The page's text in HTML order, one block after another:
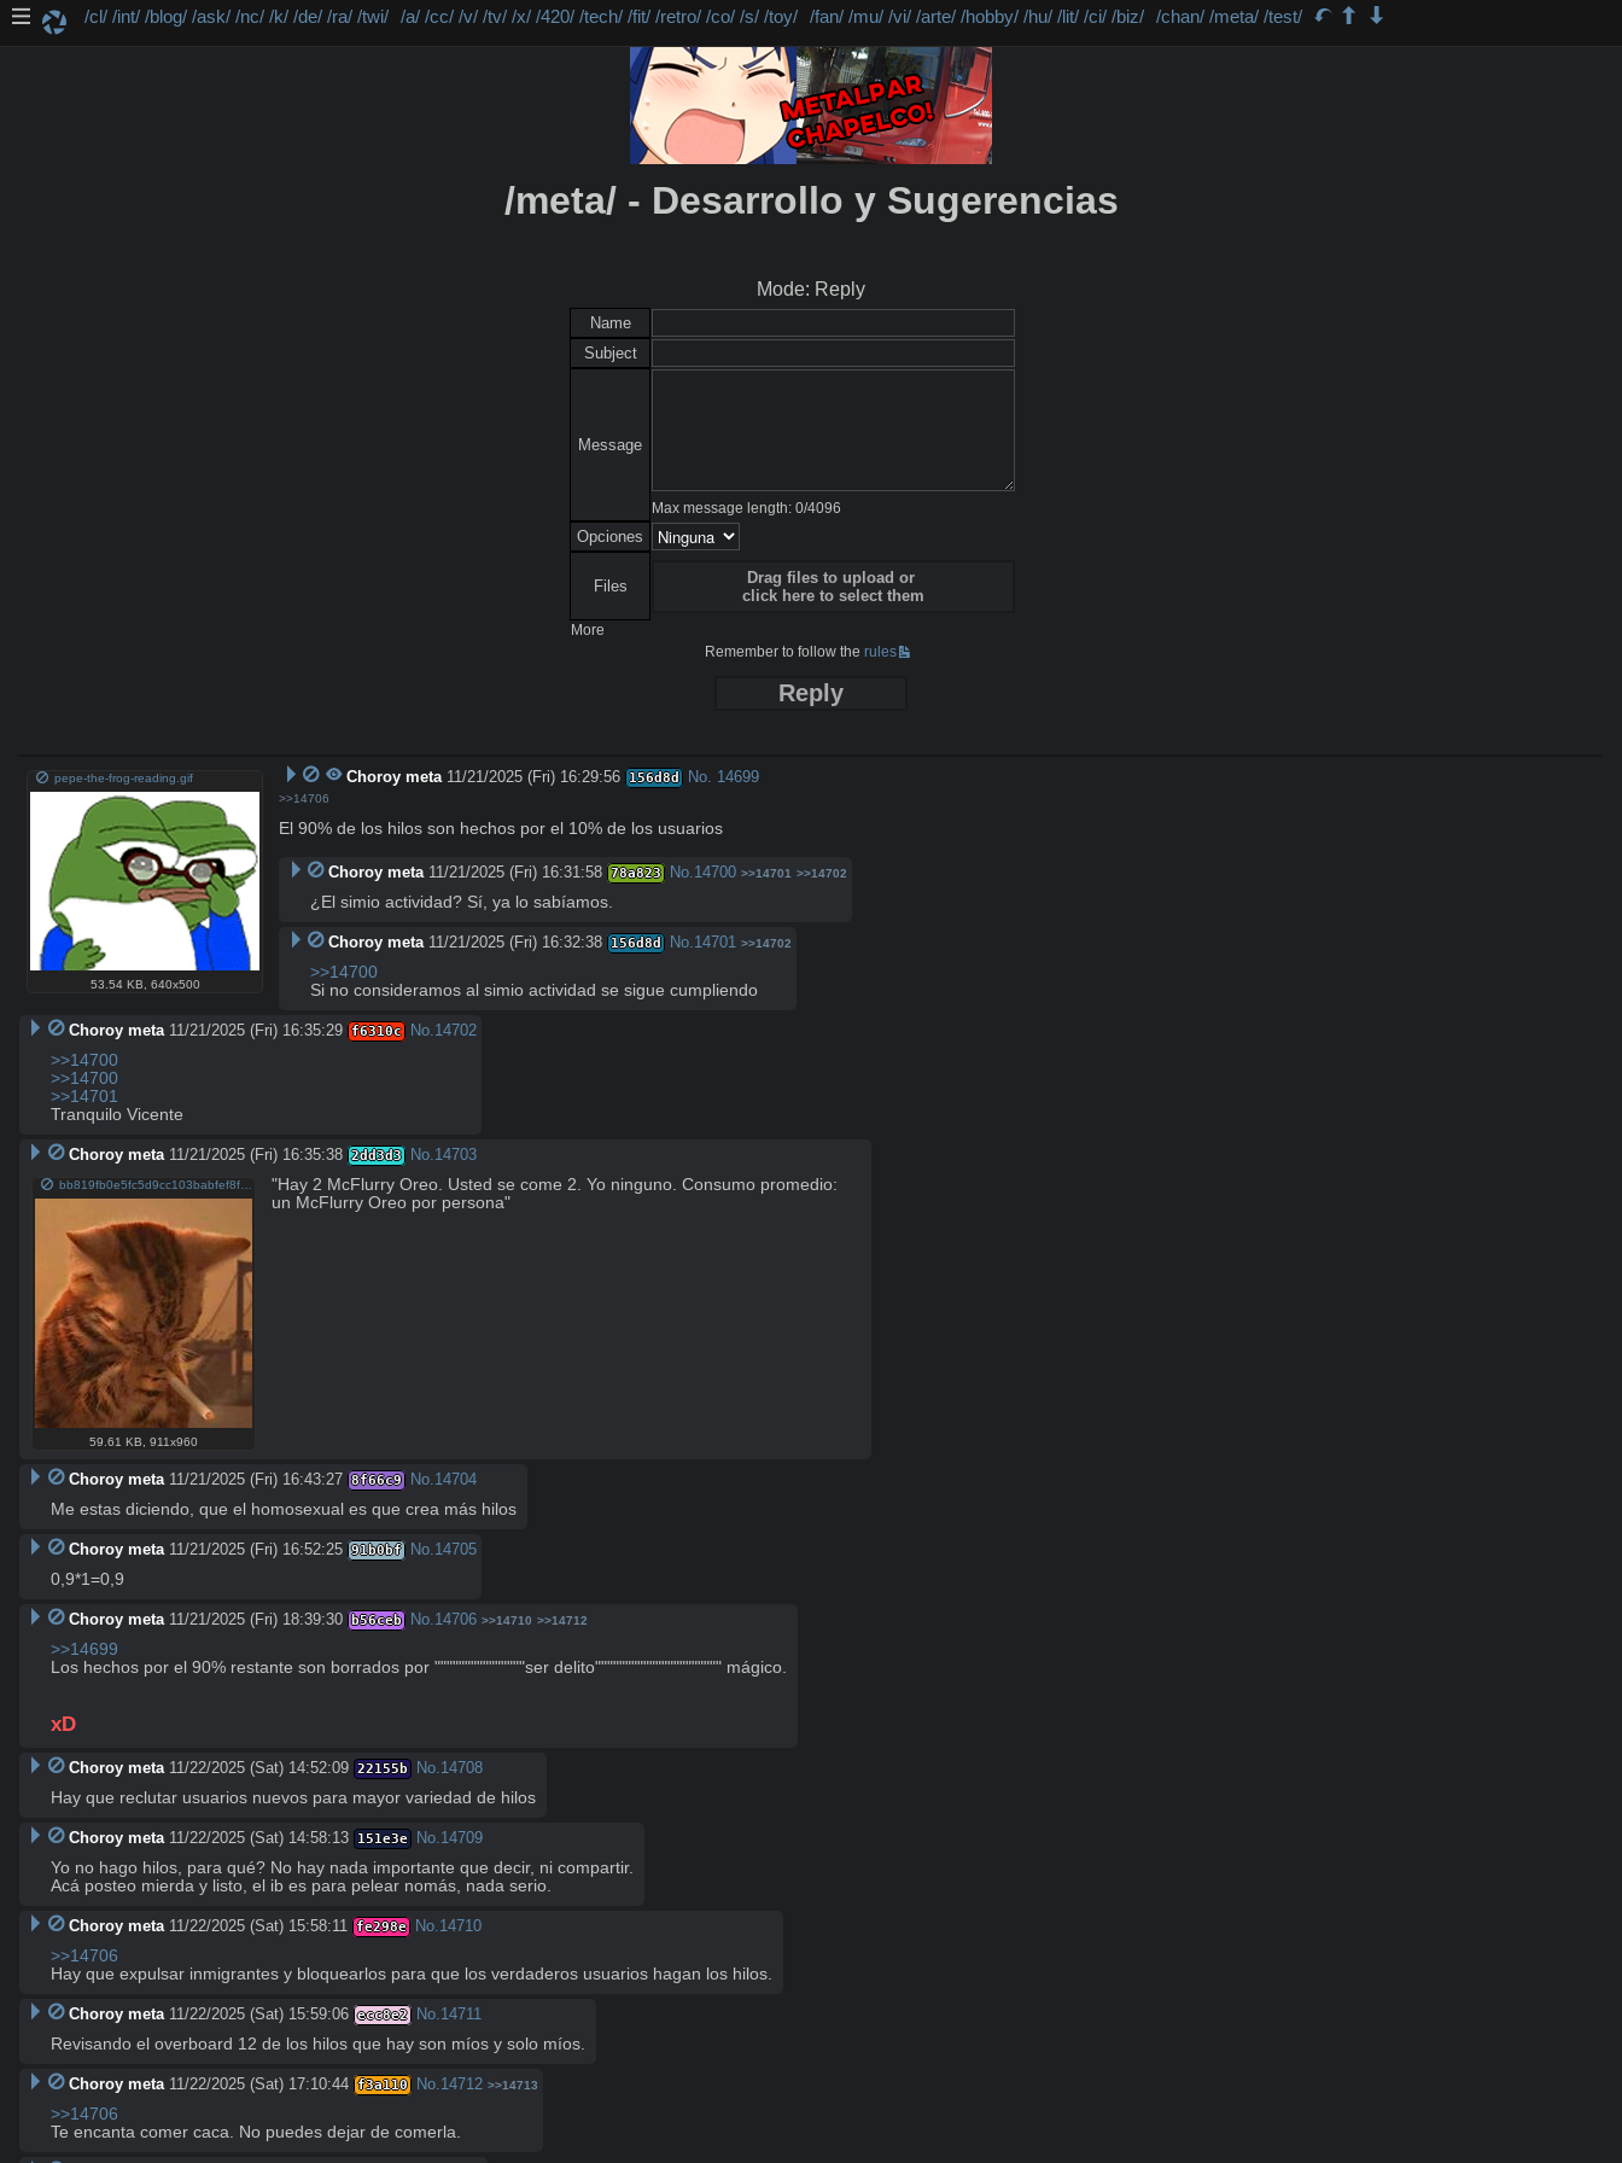
/cl/ /int/ /blog/ /ask/ /nc/ /k/ /de/ /ra/ /twi/ /a/ /cc/ /v/ /tv/ /x/ /420/ /tech/ /fit/ /retro/ /co/ /s/ /toy/ /fan/ /mu/ /vi/ /arte/ /hobby/ /hu/ /lit/ /ci/ /biz/ /chan/ /meta/ /test/
/meta/ - Desarrollo y Sugerencias
Mode: Reply
Name
Subject
Message
Max message length: 0/4096
Opciones
Files
Drag files to upload or
click here to select them
More
Remember to follow therules
Reply
pepe-the-frog-reading.gif
53.54 KB 640x500
Choroy meta 11/21/2025 (Fri) 16:29:56 156d8d No. 14699
>>14706
El 90% de los hilos son hechos por el 10% de los usuarios
Choroy meta 11/21/2025 (Fri) 16:31:58 78a823 No. 14700 >>14701 >>14702
¿El simio actividad? Sí, ya lo sabíamos.
Choroy meta 11/21/2025 (Fri) 16:32:38 156d8d No. 14701 >>14702
>>14700
Si no consideramos al simio actividad se sigue cumpliendo
Choroy meta 11/21/2025 (Fri) 16:35:29 f6310c No. 14702
>>14700
>>14700
>>14701
Tranquilo Vicente
Choroy meta 11/21/2025 (Fri) 16:35:38 2dd3d3 No. 14703
59.61 KB ,911x960
"Hay 2 McFlurry Oreo. Usted se come 2. Yo ninguno. Consumo promedio:
un McFlurry Oreo por persona"
Choroy meta 11/21/2025 (Fri) 16:43:27 8f66c9 No. 14704
Me estas diciendo, que el homosexual es que crea más hilos
Choroy meta 11/21/2025 (Fri) 16:52:25 91b0bf No. 14705
0,9*1=0,9
Choroy meta 11/21/2025 (Fri) 18:39:30 b56ceb No. 14706 >>14710 >>14712
>>14699
Los hechos por el 90% restante son borrados por """""""""""""""ser delito""""""""""""""""""""" mágico.
xD
Choroy meta 11/22/2025 (Sat) 14:52:09 22155b No. 14708
Hay que reclutar usuarios nuevos para mayor variedad de hilos
Choroy meta 11/22/2025 (Sat) 14:58:13 151e3e No. 14709
Yo no hago hilos, para qué? No hay nada importante que decir, ni compartir.
Acá posteo mierda y listo, el ib es para pelear nomás, nada serio.
Choroy meta 11/22/2025 (Sat) 15:58:11 fe298e No. 14710
>>14706
Hay que expulsar inmigrantes y bloquearlos para que los verdaderos usuarios hagan los hilos.
Choroy meta 11/22/2025 (Sat) 15:59:06 ecc8e2 No. 14711
Revisando el overboard 12 de los hilos que hay son míos y solo míos.
Choroy meta 11/22/2025 (Sat) 17:10:44 f3a110 No. 14712 >>14713
>>14706
Te encanta comer caca. No puedes dejar de comerla.